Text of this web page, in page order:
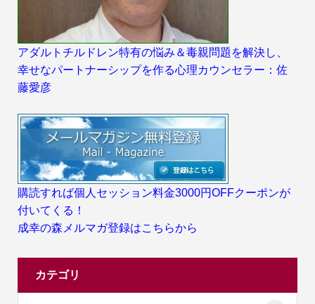
アダルトチルドレン特有の悩み＆毒親問題を解決し、
幸せなパートナーシップを作る心理カウンセラー：佐
藤愛彦
購読すれば個人セッション料金3000円OFFクーポンが
付いてくる！
成幸の森メルマガ登録はこちらから
カテゴリ